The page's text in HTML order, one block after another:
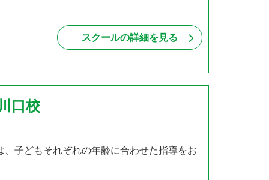
スクールの詳細を見る
口校
子どもそれぞれの年齢に合わせた指導をお